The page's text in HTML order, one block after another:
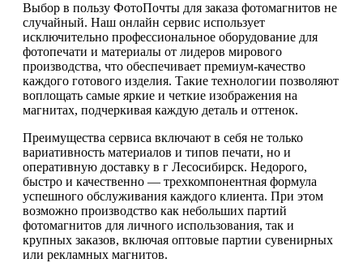
Выбор в пользу ФотоПочты для заказа фотомагнитов не
случайный. Наш онлайн сервис использует
исключительно профессиональное оборудование для
фотопечати и материалы от лидеров мирового
производства, что обеспечивает премиум-качество
каждого готового изделия. Такие технологии позволяют
воплощать самые яркие и четкие изображения на
магнитах, подчеркивая каждую деталь и оттенок.
Преимущества сервиса включают в себя не только
вариативность материалов и типов печати, но и
оперативную доставку в г Лесосибирск. Недорого,
быстро и качественно — трехкомпонентная формула
успешного обслуживания каждого клиента. При этом
возможно производство как небольших партий
фотомагнитов для личного использования, так и
крупных заказов, включая оптовые партии сувенирных
или рекламных магнитов.